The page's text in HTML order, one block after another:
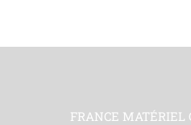
FRANCE MATÉRIEL